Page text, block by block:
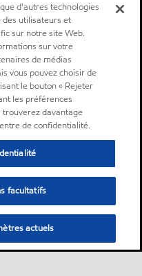
d'autres technologies
utilisateurs et
sur notre site Web.
sur votre
de médias
vous pouvez choisir de
le bouton « Rejeter
les préférences
trouverez davantage
de confidentialité.
facultatifs
actuels